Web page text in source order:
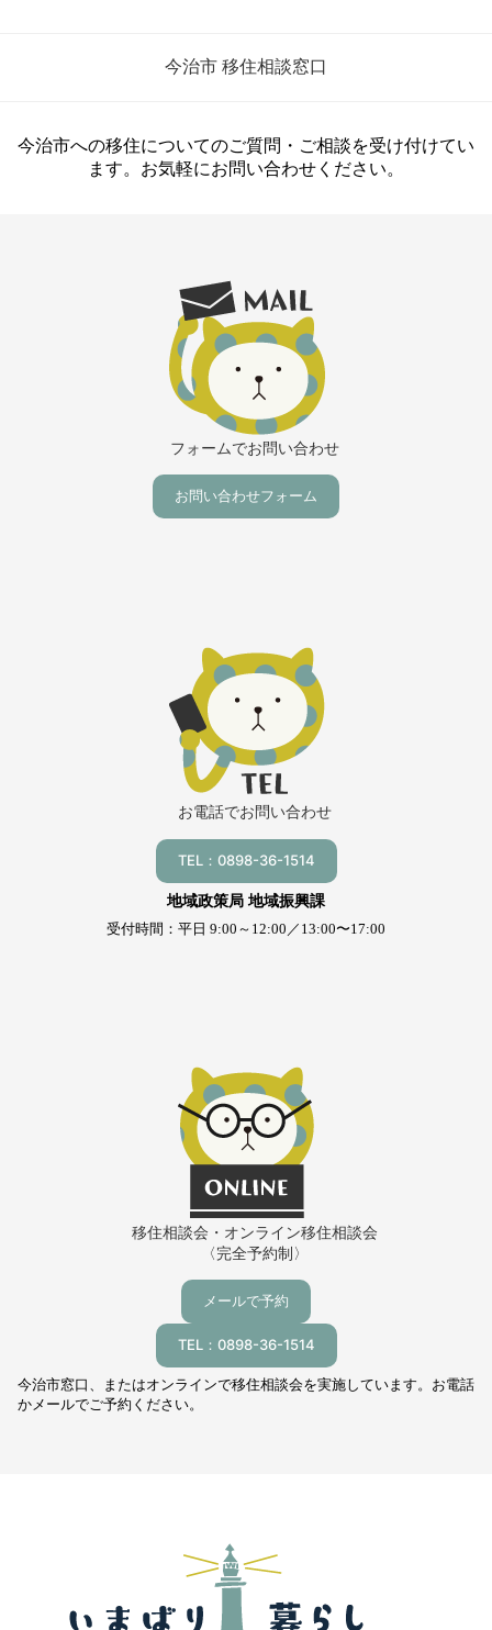
今治市 移住相談窓口
今治市への移住についてのご質問・ご相談を受け付けてい
ます。お気軽にお問い合わせください。
フォームでお問い合わせ
お問い合わせフォーム
お電話でお問い合わせ
TEL：0898-36-1514
地域政策局 地域振興課
受付時間：平日 9:00～12:00／13:00〜17:00
移住相談会・オンライン移住相談会
〈完全予約制〉
メールで予約
TEL：0898-36-1514
今治市窓口、またはオンラインで移住相談会を実施しています。お電話
かメールでご予約ください。